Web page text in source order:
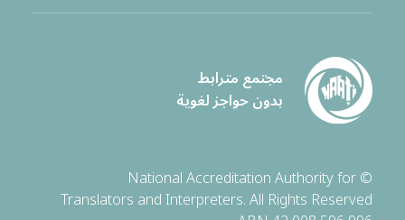
مجتمع مترابط
بدون حواجز لغوية
© National Accreditation Authority for
Translators and Interpreters. All Rights Reserved